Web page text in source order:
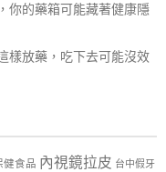
你的藥箱可能藏著健康隱
樣放藥，吃下去可能沒效
健食品 內視鏡拉皮 台中假牙